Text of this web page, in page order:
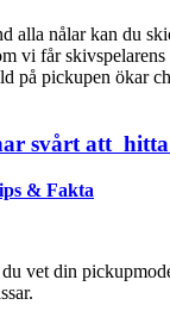
alla nålar kan du
vi får
på pickupen ökar
svårt att
& Fakta
vet din